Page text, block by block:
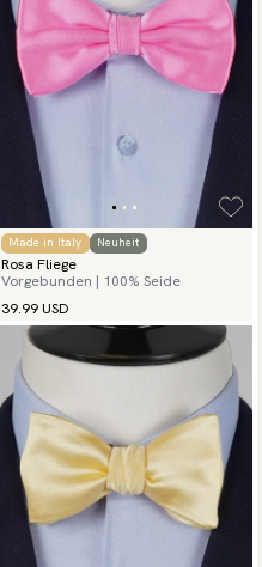
Made in Italy Neuheit
Rosa Fliege
Vorgebunden | 100% Seide
39.99 USD